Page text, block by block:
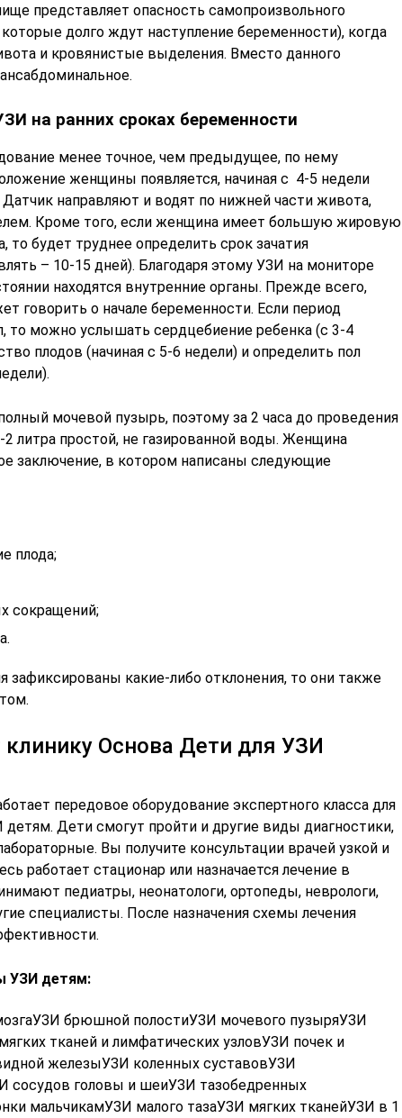
представляет опасность самопроизвольного
долго ждут наступление беременности), когда
и кровянистые выделения. Вместо данного
на ранних сроках беременности
менее точное, чем предыдущее, по нему
женщины появляется, начиная с 4-5 недели
направляют и водят по нижней части живота,
Кроме того, если женщина имеет большую жировую
то будет труднее определить срок зачатия
– 10-15 дней). Благодаря этому УЗИ на мониторе
находятся внутренние органы. Прежде всего,
говорить о начале беременности. Если период
то можно услышать сердцебиение ребенка (с 3-4
плодов (начиная с 5-6 недели) и определить пол
мочевой пузырь, поэтому за 2 часа до проведения
литра простой, не газированной воды. Женщина
заключение, в котором написаны следующие
плода;
сокращений;
зафиксированы какие-либо отклонения, то они также
Основа Дети для УЗИ
передовое оборудование экспертного класса для
Дети смогут пройти и другие виды диагностики,
Вы получите консультации врачей узкой и
работает стационар или назначается лечение в
педиатры, неонатологи, ортопеды, неврологи,
специалисты. После назначения схемы лечения
УЗИ детям:
брюшной полостиУЗИ мочевого пузыряУЗИ
тканей и лимфатических узловУЗИ почек и
железыУЗИ коленных суставовУЗИ
сосудов головы и шеиУЗИ тазобедренных
мальчикамУЗИ малого тазаУЗИ мягких тканейУЗИ в 1